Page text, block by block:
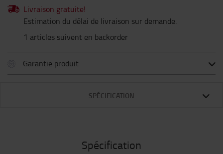
Livraison gratuite!
Estimation du délai de livraison sur demande.
1 articles suivent en backorder
Garantie produit
SPÉCIFICATION
Spécification